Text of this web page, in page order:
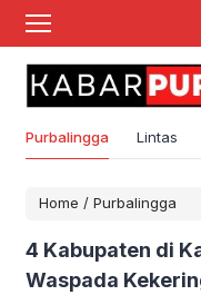
Purbalingga Lintas
Home / Purbalingga
4 Kabupaten di
Waspada